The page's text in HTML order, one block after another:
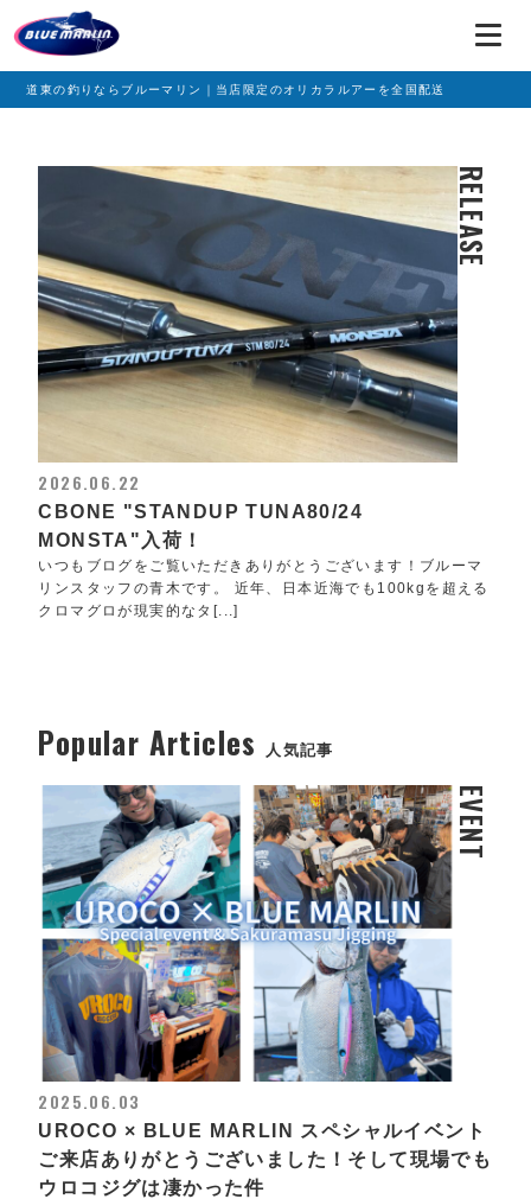
道東の釣りならブルーマリン｜当店限定のオリカラルアーを全国配送
RELEASE
2026.06.22
CBONE "STANDUP TUNA80/24
MONSTA"入荷！
いつもブログをご覧いただきありがとうございます！ブルーマ
リンスタッフの青木です。 近年、日本近海でも100kgを超える
クロマグロが現実的なタ[...]
Popular Articles 人気記事
EVENT
2025.06.03
UROCO × BLUE MARLIN スペシャルイベント
ご来店ありがとうございました！そして現場でも
ウロコジグは凄かった件